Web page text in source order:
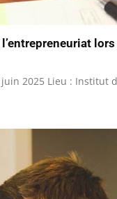
juin 2025 Lieu :